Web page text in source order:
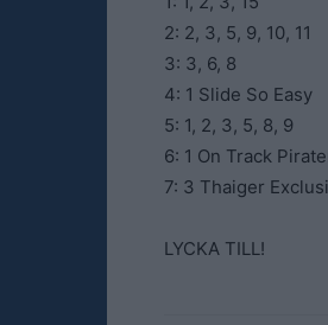
2: 2, 3, 5, 9, 10, 11
3: 3, 6, 8
4: 1 Slide So Easy
5: 1, 2, 3, 5, 8, 9
6: 1 On Track
7: 3 Thaiger
LYCKA TILL!